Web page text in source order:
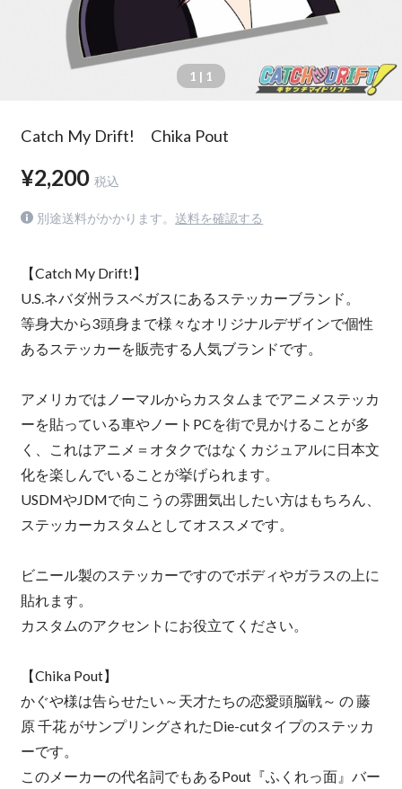
1 | 1
Catch My Drift! Chika Pout
¥2,200 税込
別途送料がかかります。 送料を確認する
【Catch My Drift!】
U.S.ネバダ州ラスベガスにあるステッカーブランド。
等身大から3頭身まで様々なオリジナルデザインで個性
あるステッカーを販売する人気ブランドです。
アメリカではノーマルからカスタムまでアニメステッカ
ーを貼っている車やノートPCを街で見かけることが多
く、これはアニメ＝オタクではなくカジュアルに日本文
化を楽しんでいることが挙げられます。
USDMやJDMで向こうの雰囲気出したい方はもちろん、
ステッカーカスタムとしてオススメです。
ビニール製のステッカーですのでボディやガラスの上に
貼れます。
カスタムのアクセントにお役立てください。
【Chika Pout】
かぐや様は告らせたい～天才たちの恋愛頭脳戦～ の 藤
原 千花 がサンプリングされたDie-cutタイプのステッカ
ーです。
このメーカーの代名詞でもあるPout『ふくれっ面』バー